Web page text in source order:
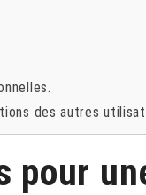
des autres
pour